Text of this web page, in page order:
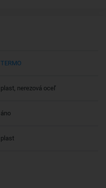
TERMO
plast, nerezová oceľ
áno
plast